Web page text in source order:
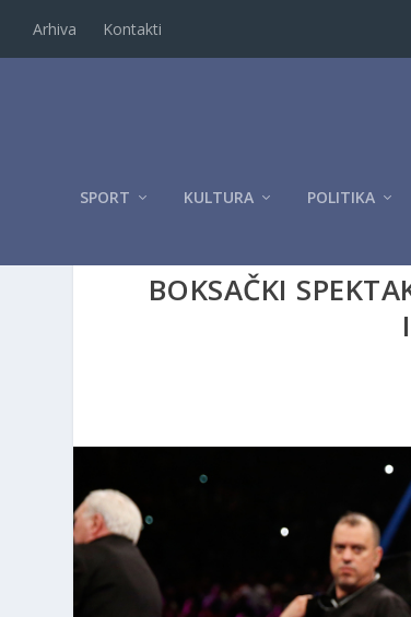
Arhiva Kontakti
SPORT KULTURA POLITIKA
BOKSAČKI